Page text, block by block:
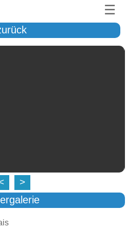
☰
>